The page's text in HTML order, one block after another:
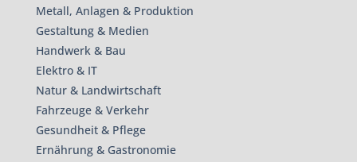
Metall, Anlagen & Produktion
Gestaltung & Medien
Handwerk & Bau
Elektro & IT
Natur & Landwirtschaft
Fahrzeuge & Verkehr
Gesundheit & Pflege
Ernährung & Gastronomie